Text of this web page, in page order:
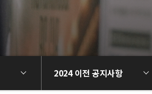
2024 이전 공지사항